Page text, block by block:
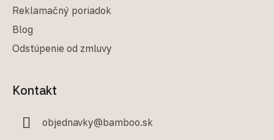
Reklamačný poriadok
Blog
Odstúpenie od zmluvy
Kontakt
objednavky@bamboo.sk